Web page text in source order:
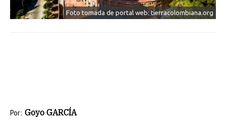
Foto tomada de portal web: tierracolombiana.org
Por: Goyo GARCÍA